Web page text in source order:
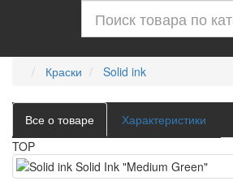
Краски Solid ink
Все о товаре
Характеристики
TOP